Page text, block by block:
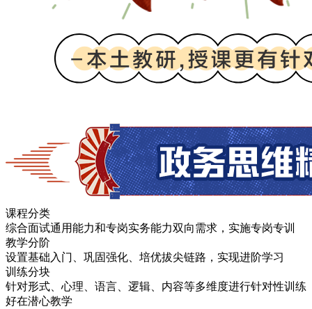
课程分类
综合面试通用能力和专岗实务能力双向需求，实施专岗专训
教学分阶
设置基础入门、巩固强化、培优拔尖链路，实现进阶学习
训 练分块
针对形式、心理、语言、逻辑、内容等多维度进行针对性训练
好在潜心教学